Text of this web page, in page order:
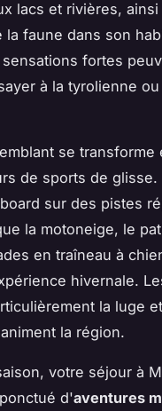
lacs et rivières, ainsi
la faune dans son
fortes
à la tyrolienne
se transforme
de sports de glisse.
sur des pistes
la motoneige, le
en traîneau à
hivernale.
la luge
la région.
votre séjour à
d'aventures